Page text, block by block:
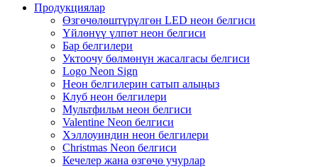
Продукциялар
Өзгөчөлөштүрүлгөн LED неон белгиси
Үйлөнүү үлпөт неон белгиси
Бар белгилери
Уктоочу бөлмөнүн жасалгасы белгиси
Logo Neon Sign
Неон белгилерин сатып алыңыз
Клуб неон белгилери
Мультфильм неон белгиси
Valentine Neon белгиси
Хэллоуиндин неон белгилери
Christmas Neon белгиси
Кечелер жана өзгөчө учурлар